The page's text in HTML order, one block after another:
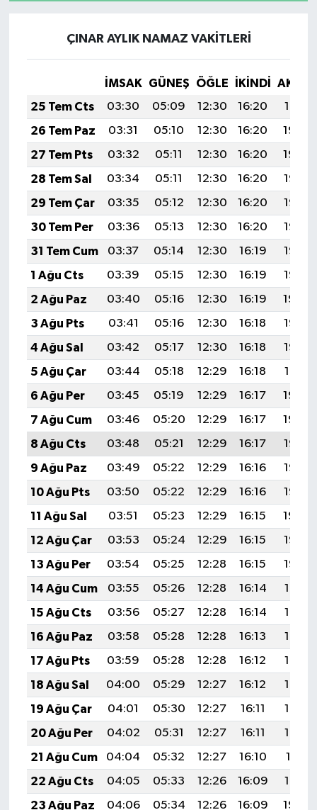
ÇINAR AYLIK NAMAZ VAKITLERI
İMSAK GÜNEŞ ÖĞLE İKINDI
25 Tem Cts
03:30 05:09 12:30 16:20
19:41
26 Tem Paz
03:31 05:10 12:30 16:20
19:40
27 Tem Pts
03:32 05:11 12:30 16:20
19:39
28 Tem Sal
03:34 05:11 12:30 16:20
19:38
29 Tem Çar
03:35 05:12 12:30 16:20
19:38
30 Tem Per
03:36 05:13 12:30 16:20
19:37
31 Tem Cum
03:37 05:14 12:30 16:19
19:36
1 Ağu Cts
03:39 05:15 12:30 16:19
19:35
2 Ağu Paz
03:40 05:16 12:30 16:19
19:34
3 Ağu Pts
03:41 05:16 12:30 16:18
19:33
4 Ağu Sal
03:42 05:17 12:30 16:18
19:32
5 Ağu Çar
03:44 05:18 12:29 16:18
19:31
6 Ağu Per
03:45 05:19 12:29 16:17
19:30
7 Ağu Cum
03:46 05:20 12:29 16:17
19:29
8 Ağu Cts
03:48 05:21 12:29 16:17
19:28
9 Ağu Paz
03:49 05:22 12:29 16:16
19:26
10 Ağu Pts
03:50 05:22 12:29 16:16
19:25
11 Ağu Sal
03:51 05:23 12:29 16:15
19:24
12 Ağu Çar
03:53 05:24 12:29 16:15
19:23
13 Ağu Per
03:54 05:25 12:28 16:15
19:22
14 Ağu Cum
03:55 05:26 12:28 16:14
19:21
15 Ağu Cts
03:56 05:27 12:28 16:14
19:19
16 Ağu Paz
03:58 05:28 12:28 16:13
19:18
17 Ağu Pts
03:59 05:28 12:28 16:12
19:17
18 Ağu Sal
04:00 05:29 12:27 16:12
19:15
19 Ağu Çar
04:01 05:30 12:27 16:11
19:14
20 Ağu Per
04:02 05:31 12:27 16:11
19:13
21 Ağu Cum
04:04 05:32 12:27 16:10
19:11
22 Ağu Cts
04:05 05:33 12:26 16:09
19:10
23 Ağu Paz
04:06 05:34 12:26 16:09 19:09